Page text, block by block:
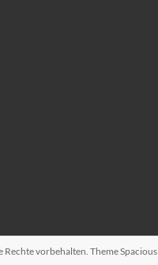
Rechte vorbehalten. ThemeSpacious